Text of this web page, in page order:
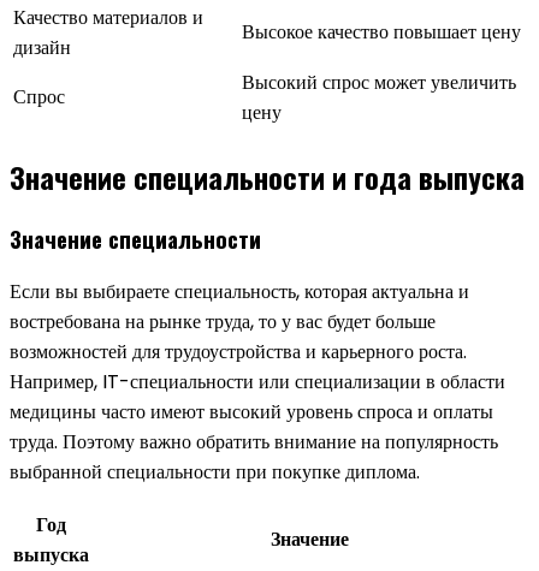
Качество материалов и
дизайн
Высокое качество повышает цену
Спрос
Высокий спрос может увеличить
цену
Значение специальности и года выпуска
Значение специальности
Если вы выбираете специальность, которая актуальна и
востребована на рынке труда, то у вас будет больше
возможностей для трудоустройства и карьерного роста.
Например, IT-специальности или специализации в области
медицины часто имеют высокий уровень спроса и оплаты
труда. Поэтому важно обратить внимание на популярность
выбранной специальности при покупке диплома.
Год
выпуска
Значение